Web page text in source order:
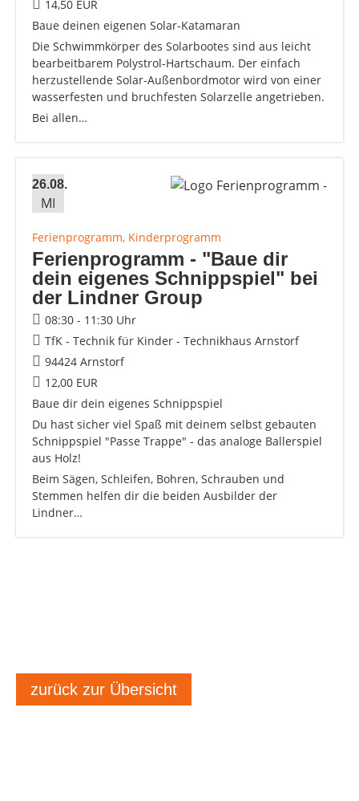
14,50 EUR
Baue deinen eigenen Solar-Katamaran
Die Schwimmkörper des Solarbootes sind aus leicht
bearbeitbarem Polystrol-Hartschaum. Der einfach
herzustellende Solar-Außenbordmotor wird von einer
wasserfesten und bruchfesten Solarzelle angetrieben.
Bei allen…
26.08.
MI
Ferienprogramm, Kinderprogramm
Ferienprogramm - "Baue dir
dein eigenes Schnippspiel" bei
der Lindner Group
08:30 - 11:30 Uhr
TfK - Technik für Kinder - Technikhaus Arnstorf
94424 Arnstorf
12,00 EUR
Baue dir dein eigenes Schnippspiel
Du hast sicher viel Spaß mit deinem selbst gebauten
Schnippspiel "Passe Trappe" - das analoge Ballerspiel
aus Holz!
Beim Sägen, Schleifen, Bohren, Schrauben und
Stemmen helfen dir die beiden Ausbilder der
Lindner…
zurück zur Übersicht